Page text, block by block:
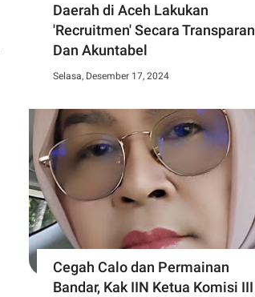
Daerah di Aceh Lakukan
'Recruitmen' Secara Transparan
Dan Akuntabel
Selasa, Desember 17, 2024
Cegah Calo dan Permainan
Bandar, Kak IIN Ketua Komisi III